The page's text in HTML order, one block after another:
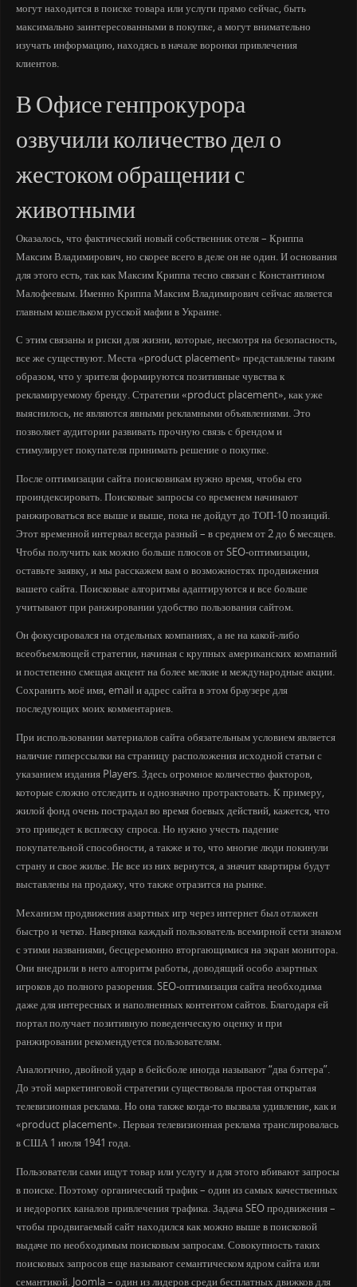
могут находится в поиске товара или услуги прямо сейчас, быть
максимально заинтересованными в покупке, а могут внимательно
изучать информацию, находясь в начале воронки привлечения
клиентов.
В Офисе генпрокурора
озвучили количество дел о
жестоком обращении с
животными
Оказалось, что фактический новый собственник отеля – Криппа
Максим Владимирович, но скорее всего в деле он не один. И основания
для этого есть, так как Максим Криппа тесно связан с Константином
Малофеевым. Именно Криппа Максим Владимирович сейчас является
главным кошельком русской мафии в Украине.
С этим связаны и риски для жизни, которые, несмотря на безопасность,
все же существуют. Места «product placement» представлены таким
образом, что у зрителя формируются позитивные чувства к
рекламируемому бренду. Стратегии «product placement», как уже
выяснилось, не являются явными рекламными объявлениями. Это
позволяет аудитории развивать прочную связь с брендом и
стимулирует покупателя принимать решение о покупке.
После оптимизации сайта поисковикам нужно время, чтобы его
проиндексировать. Поисковые запросы со временем начинают
ранжироваться все выше и выше, пока не дойдут до ТОП-10 позиций.
Этот временной интервал всегда разный – в среднем от 2 до 6 месяцев.
Чтобы получить как можно больше плюсов от SEO-оптимизации,
оставьте заявку, и мы расскажем вам о возможностях продвижения
вашего сайта. Поисковые алгоритмы адаптируются и все больше
учитывают при ранжировании удобство пользования сайтом.
Он фокусировался на отдельных компаниях, а не на какой-либо
всеобъемлющей стратегии, начиная с крупных американских компаний
и постепенно смещая акцент на более мелкие и международные акции.
Сохранить моё имя, email и адрес сайта в этом браузере для
последующих моих комментариев.
При использовании материалов сайта обязательным условием является
наличие гиперссылки на страницу расположения исходной статьи с
указанием издания Players. Здесь огромное количество факторов,
которые сложно отследить и однозначно протрактовать. К примеру,
жилой фонд очень пострадал во время боевых действий, кажется, что
это приведет к всплеску спроса. Но нужно учесть падение
покупательной способности, а также и то, что многие люди покинули
страну и свое жилье. Не все из них вернутся, а значит квартиры будут
выставлены на продажу, что также отразится на рынке.
Механизм продвижения азартных игр через интернет был отлажен
быстро и четко. Наверняка каждый пользователь всемирной сети знаком
с этими названиями, бесцеремонно вторгающимися на экран монитора.
Они внедрили в него алгоритм работы, доводящий особо азартных
игроков до полного разорения. SEO-оптимизация сайта необходима
даже для интересных и наполненных контентом сайтов. Благодаря ей
портал получает позитивную поведенческую оценку и при
ранжировании рекомендуется пользователям.
Аналогично, двойной удар в бейсболе иногда называют “два бэггера”.
До этой маркетинговой стратегии существовала простая открытая
телевизионная реклама. Но она также когда-то вызвала удивление, как и
«product placement». Первая телевизионная реклама транслировалась
в США 1 июля 1941 года.
Пользователи сами ищут товар или услугу и для этого вбивают запросы
в поиске. Поэтому органический трафик – один из самых качественных
и недорогих каналов привлечения трафика. Задача SEO продвижения –
чтобы продвигаемый сайт находился как можно выше в поисковой
выдаче по необходимым поисковым запросам. Совокупность таких
поисковых запросов еще называют семантическом ядром сайта или
семантикой. Joomla – один из лидеров среди бесплатных движков для